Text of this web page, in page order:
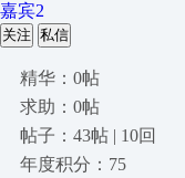
嘉宾2
关注 私信
精华：0帖
求助：0帖
帖子：43帖 | 10回
年度积分：75